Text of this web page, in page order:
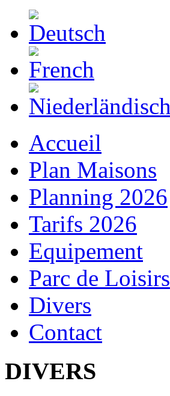
Accueil
Plan Maisons
Planning 2026
Tarifs 2026
Equipement
Parc de Loisirs
Divers
Contact
DIVERS